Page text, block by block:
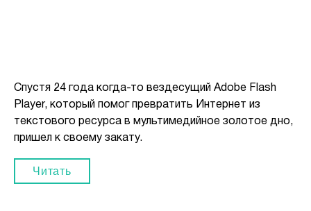
Спустя 24 года когда-то вездесущий Adobe Flash
Player, который помог превратить Интернет из
текстового ресурса в мультимедийное золотое дно,
пришел к своему закату.
Читать